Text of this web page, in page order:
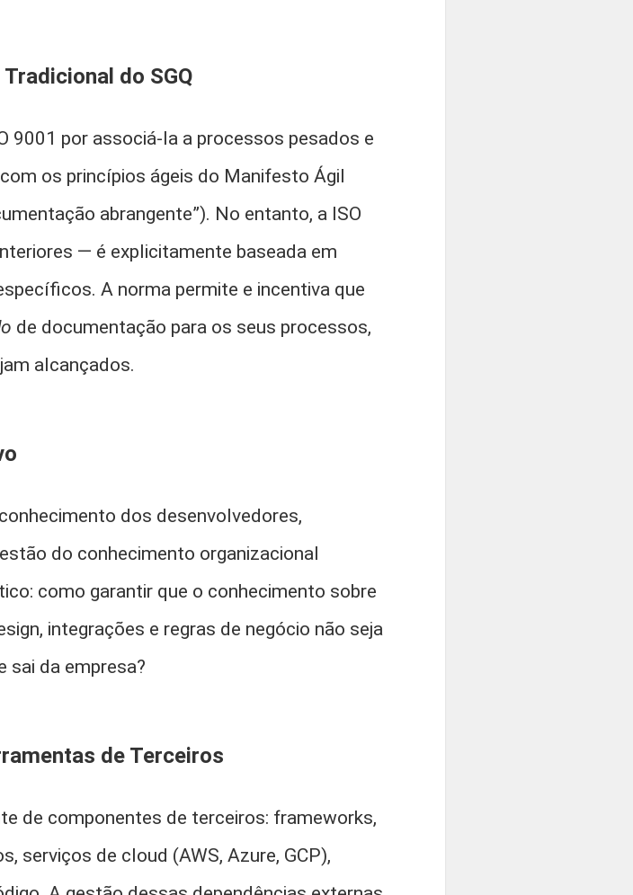
do SGQ
9001 por associá-la a processos pesados e
os princípios ágeis do Manifesto Ágil
abrangente”). No entanto, a ISO
— é explicitamente baseada em
A norma permite e incentiva que
de documentação para os seus processos,
alcançados.
dos desenvolvedores,
do conhecimento organizacional
como garantir que o conhecimento sobre
integrações e regras de negócio não seja
sai da empresa?
de Terceiros
de componentes de terceiros: frameworks,
serviços de cloud (AWS, Azure, GCP),